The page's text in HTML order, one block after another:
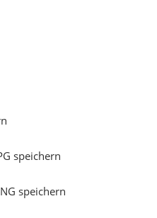
speichern
speichern